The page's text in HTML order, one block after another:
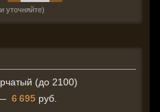
уточняйте)
(до 2100)
6 695 руб.